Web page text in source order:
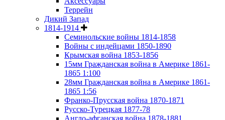
Террейн
Дикий Запад
1814-1914
Семинольские войны 1814-1858
Войны с индейцами 1850-1890
Крымская война 1853-1856
15мм Гражданская война в Америке 1861-
1865 1:100
28мм Гражданская война в Америке 1861-
1865 1:56
Франко-Прусская война 1870-1871
Русско-Турецкая 1877-78
Англо-афганская война 1878-1881